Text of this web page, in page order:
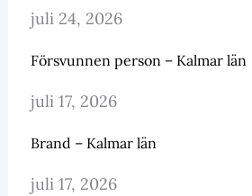
juli 24, 2026
Försvunnen person – Kalmar län
juli 17, 2026
Brand – Kalmar län
juli 17, 2026